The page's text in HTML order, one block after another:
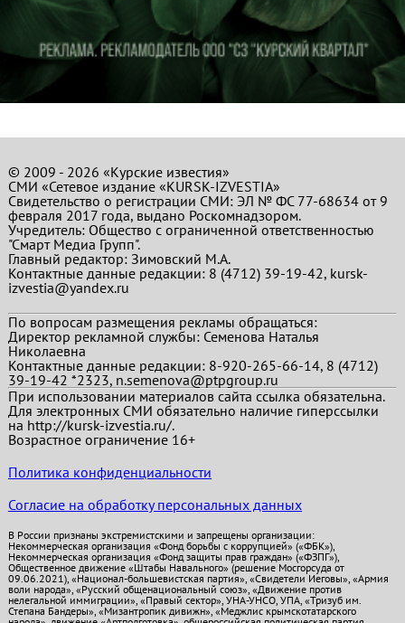
© 2009 - 2026 «Курские известия»
СМИ «Сетевое издание «KURSK-IZVESTIA»
Свидетельство о регистрации СМИ: ЭЛ № ФС 77-68634 от 9
февраля 2017 года, выдано Роскомнадзором.
Учредитель: Общество с ограниченной ответственностью
"Смарт Медиа Групп".
Главный редактор:Зимовский М.А.
Контактные данные редакции: 8 (4712) 39-19-42, kursk-
izvestia@yandex.ru
По вопросам размещения рекламы обращаться:
Директор рекламной службы: Семенова Наталья
Николаевна
Контактные данные редакции: 8-920-265-66-14, 8 (4712)
39-19-42 *2323, n.semenova@ptpgroup.ru
При использовании материалов сайта ссылка обязательна.
Для электронных СМИ обязательно наличие гиперссылки
на http://kursk-izvestia.ru/.
Возрастное ограничение 16+
Политика конфиденциальности
Согласие на обработку персональных данных
В России признаны экстремистскими и запрещены организации:
Некоммерческая организация «Фонд борьбы с коррупцией» («ФБК»),
Некоммерческая организация «Фонд защиты прав граждан» («ФЗПГ»),
Общественное движение «Штабы Навального» (решение Мосгорсуда от
09.06.2021), «Национал-большевистская партия», «Свидетели Иеговы», «Армия
воли народа», «Русский общенациональный союз», «Движение против
нелегальной иммиграции», «Правый сектор», УНА-УНСО, УПА, «Тризуб им.
Степана Бандеры», «Мизантропик дивижн», «Меджлис крымскотатарского